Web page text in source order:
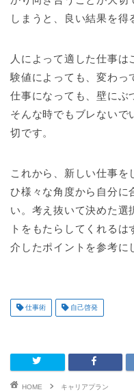
しまうと、良い結果を得
人によって適した仕事
験値によっても、変わっ
仕事になっても、壁にぶ
そんな時でもブレないで
切です。
これから、新しい仕事
ひ様々な角度から自分に
い。考え抜いて決めた選
トをもたらしてくれる
介したポイントを参考に
仕事術 自己啓発
HOME
キャリアプラン